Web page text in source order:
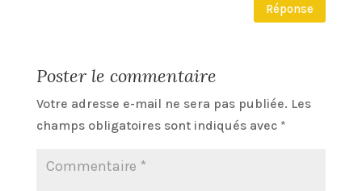
Réponse
Poster le commentaire
Votre adresse e-mail ne sera pas publiée. Les
champs obligatoires sont indiqués avec *